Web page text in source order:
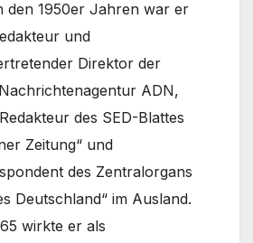
den 1950er Jahren war er
und
Direktor der
ADN,
des SED-Blattes
Zeitung“ und
des Zentralorgans
Deutschland“ im Ausland.
wirkte er als